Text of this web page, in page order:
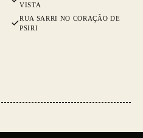
VISTA
RUA SARRI NO CORAÇÃO DE
PSIRI